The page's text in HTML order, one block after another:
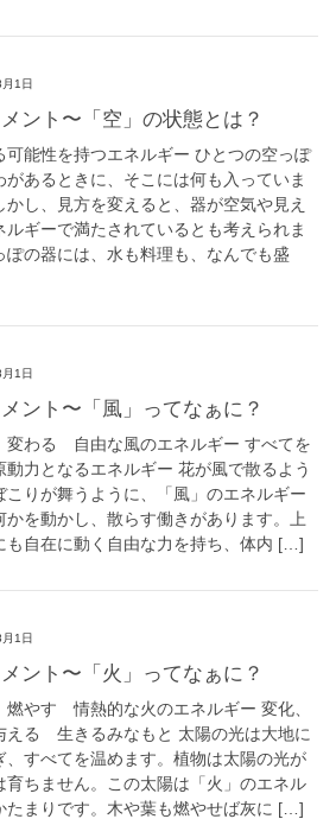
1日
メント〜「空」の状態とは？
可能性を持つエネルギー ひとつの空っぽ
があるときに、そこには何も入っていま
かし、見方を変えると、器が空気や見え
ルギーで満たされているとも考えられま
ぽの器には、水も料理も、なんでも盛
1日
メント〜「風」ってなぁに？
変わる 自由な風のエネルギー すべてを
動力となるエネルギー 花が風で散るよう
こりが舞うように、「風」のエネルギー
かを動かし、散らす働きがあります。上
も自在に動く自由な力を持ち、体内 […]
1日
メント〜「火」ってなぁに？
燃やす 情熱的な火のエネルギー 変化、
える 生きるみなもと 太陽の光は大地に
、すべてを温めます。植物は太陽の光が
育ちません。この太陽は「火」のエネル
たまりです。木や葉も燃やせば灰に […]